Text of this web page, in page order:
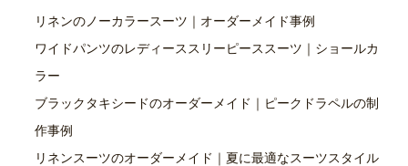
リネンのノーカラースーツ｜オーダーメイド事例
ワイドパンツのレディーススリーピーススーツ｜ショールカ
ラー
ブラックタキシードのオーダーメイド｜ピークドラペルの制
作事例
リネンスーツのオーダーメイド｜夏に最適なスーツスタイル